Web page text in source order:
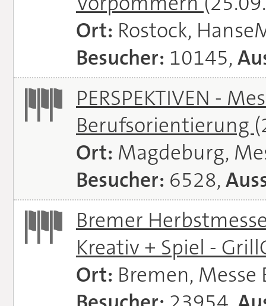
Ort: Rostock,
Besucher: 10145,
PERSPEKTIVEN -
Berufsorientierung
Ort: Magdeburg,
Besucher: 6528,
Bremer
Kreativ + Spiel -
Ort: Bremen, Messe